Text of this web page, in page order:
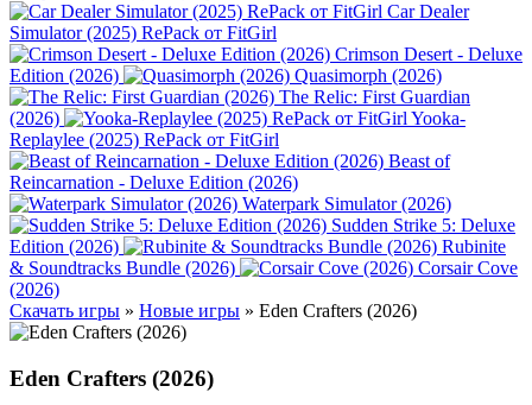
Car Dealer
Simulator (2025) RePack от FitGirl
Crimson Desert - Deluxe
Edition (2026)
Quasimorph (2026)
The Relic: First Guardian
(2026)
Yooka-
Replaylee (2025) RePack от FitGirl
Beast of
Reincarnation - Deluxe Edition (2026)
Waterpark Simulator (2026)
Sudden Strike 5: Deluxe
Edition (2026)
Rubinite
& Soundtracks Bundle (2026)
Corsair Cove
(2026)
Скачать игры » Новые игры » Eden Crafters (2026)
Eden Crafters (2026)